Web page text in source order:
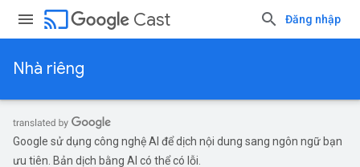
cast Cast Đăng nhập
Nhà riêng
Google sử dụng công nghệ AI để dịch nội dung sang ngôn ngữ bạn
ưu tiên. Bản dịch bằng AI có thể có lỗi.